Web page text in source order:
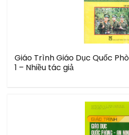
Giáo Trình Giáo Dục Quốc
1 – Nhiều tác giả